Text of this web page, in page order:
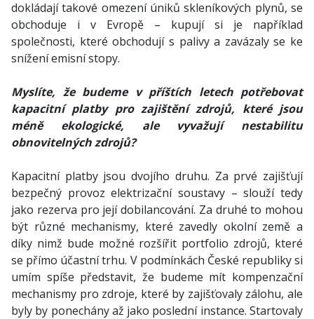
dokládají takové omezení úniků skleníkových plynů, se
obchoduje i v Evropě – kupují si je například
společnosti, které obchodují s palivy a zavázaly se ke
snížení emisní stopy.
Myslíte, že budeme v příštích letech potřebovat
kapacitní platby pro zajištění zdrojů, které jsou
méně ekologické, ale vyvažují nestabilitu
obnovitelných zdrojů?
Kapacitní platby jsou dvojího druhu. Za prvé zajišťují
bezpečný provoz elektrizační soustavy – slouží tedy
jako rezerva pro její dobilancování. Za druhé to mohou
být různé mechanismy, které zavedly okolní země a
díky nimž bude možné rozšířit portfolio zdrojů, které
se přímo účastní trhu. V podmínkách České republiky si
umím spíše představit, že budeme mít kompenzační
mechanismy pro zdroje, které by zajišťovaly zálohu, ale
byly by ponechány až jako poslední instance. Startovaly